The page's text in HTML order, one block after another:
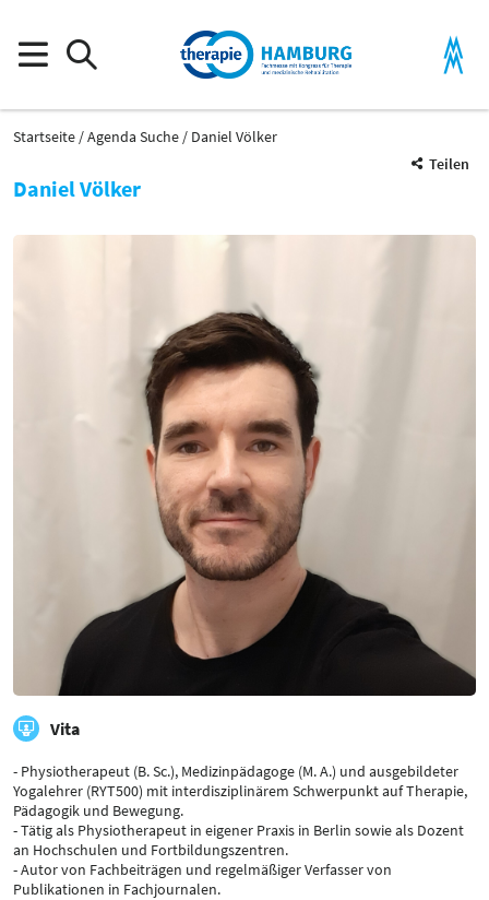
Startseite Agenda Suche
Daniel Völker
Teilen
Daniel Völker
Vita
- Physiotherapeut (B. Sc.), Medizinpädagoge (M. A.) und ausgebildeter
Yogalehrer (RYT500) mit interdisziplinärem Schwerpunkt auf Therapie,
Pädagogik und Bewegung.
- Tätig als Physiotherapeut in eigener Praxis in Berlin sowie als Dozent
an Hochschulen und Fortbildungszentren.
- Autor von Fachbeiträgen und regelmäßiger Verfasser von
Publikationen in Fachjournalen.